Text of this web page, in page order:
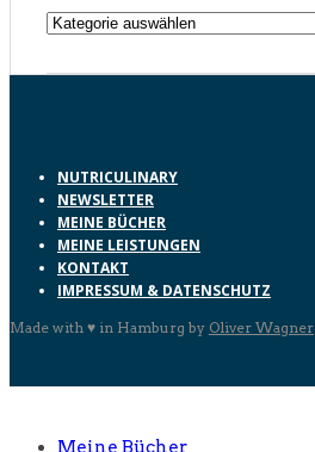
Kategorien
NUTRICULINARY
NEWSLETTER
MEINE BÜCHER
MEINE LEISTUNGEN
KONTAKT
IMPRESSUM & DATENSCHUTZ
Made with ♥ in Hamburg by Oliver Wagner
Meine Bücher